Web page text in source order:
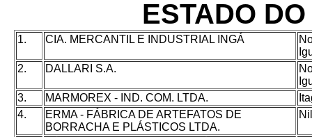
ESTADO
1. CIA. MERCANTIL E INDUSTRIAL INGÁ
2.
DALLARI S.A.
3.
MARMOREX - IND. COM. LTDA.
4.
ERMA - FÁBRICA DE ARTEFATOS DE
BORRACHA E PLÁSTICOS LTDA.